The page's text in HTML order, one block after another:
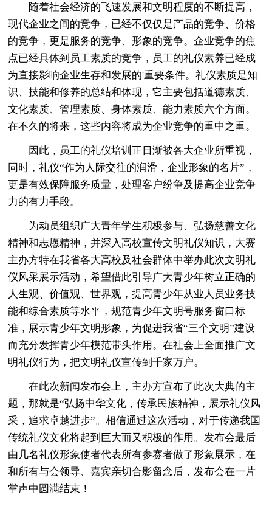
随着社会经济的飞速发展和文明程度的不断提高，
现代企业之间的竞争，已经不仅仅是产品的竞争、价格
的竞争，更是服务的竞争、形象的竞争。企业竞争的焦
点已经具体到员工素质的竞争，员工的礼仪素养已经成
为直接影响企业生存和发展的'重要条件。礼仪素质是知
识、技能和修养的总结和体现，它主要包括道德素质、
文化素质、管理素质、身体素质、能力素质六个方面。
在不久的将来，这些内容将成为企业竞争的重中之重。
因此，员工的礼仪培训正日渐被各大企业所重视，
同时，礼仪“作为人际交往的润滑，企业形象的名片”，
更是有效保障服务质量，处理客户纷争及提高企业竞争
力的有力手段。
为动员组织广大青年学生积极参与、弘扬慈善文化
精神和志愿精神，并深入高校宣传文明礼仪知识，大赛
主办方特在我省各大高校及社会群体中举办此次文明礼
仪风采展示活动，希望借此引导广大青少年树立正确的
人生观、价值观、世界观，提高青少年从业人员业务技
能和综合素质等水平，规范青少年文明号服务窗口标
准，展示青少年文明形象，为促进我省“三个文明”建设
而充分发挥青少年模范带头作用。在社会上全面推广文
明礼仪行为，把文明礼仪宣传到千家万户。
在此次新闻发布会上，主办方宣布了此次大典的主
题，那就是“弘扬中华文化，传承民族精神，展示礼仪风
采，追求卓越进步”。相信通过这次活动，对于传递我国
传统礼仪文化将起到巨大而又积极的作用。发布会最后
由几名礼仪形象使者代表所有参赛者做了形象展示，在
和所有与会领导、嘉宾亲切合影留念后，发布会在一片
掌声中圆满结束！